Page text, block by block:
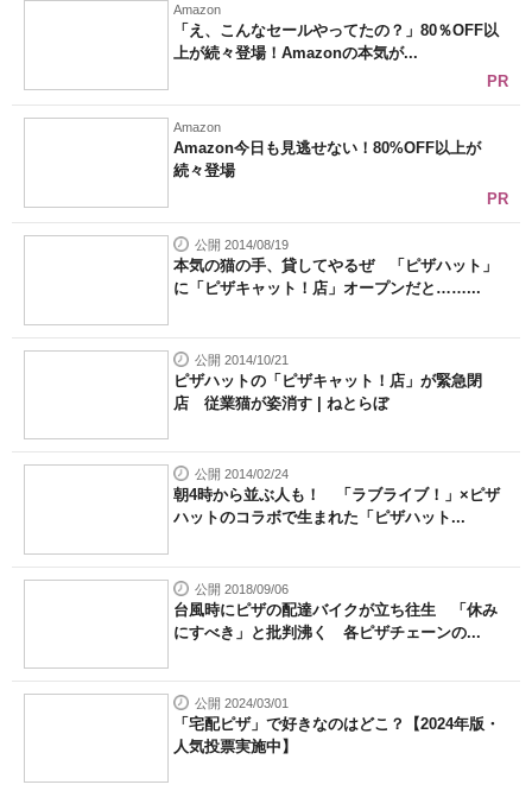
Amazon
「え、こんなセールやってたの？」80％OFF以
上が続々登場！Amazonの本気が...
PR
Amazon
Amazon今日も見逃せない！80%OFF以上が
続々登場
PR
公開 2014/08/19
本気の猫の手、貸してやるぜ 「ピザハット」
に「ピザキャット！店」オープンだと……...
公開 2014/10/21
ピザハットの「ピザキャット！店」が緊急閉
店 従業猫が姿消す | ねとらぼ
公開 2014/02/24
朝4時から並ぶ人も！ 「ラブライブ！」×ピザ
ハットのコラボで生まれた「ピザハット...
公開 2018/09/06
台風時にピザの配達バイクが立ち往生 「休み
にすべき」と批判沸く 各ピザチェーンの...
公開 2024/03/01
「宅配ピザ」で好きなのはどこ？【2024年版・
人気投票実施中】